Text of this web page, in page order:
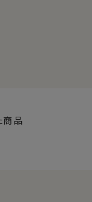
商品